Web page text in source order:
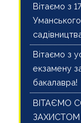
Вітаємо з
Вітаємо з
екзамену
бакалавра!
ВІТАЄМО
ЗАХИСТОМ